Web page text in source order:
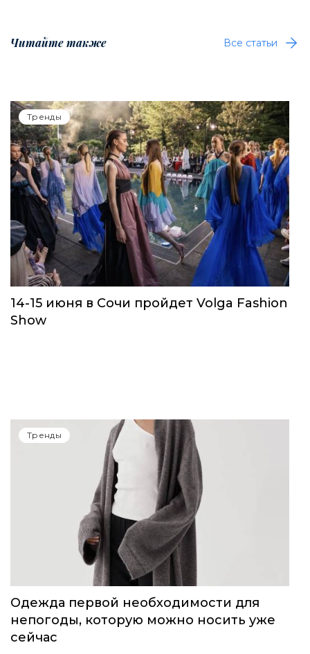
Читайте также Все статьи
Тренды
14-15 июня в Сочи пройдет Volga Fashion
Тренды